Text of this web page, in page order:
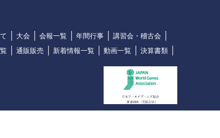
大会 会報一覧 年間行事 講習会・稽古会
通販販売 新着情報一覧 動画一覧 決算書類